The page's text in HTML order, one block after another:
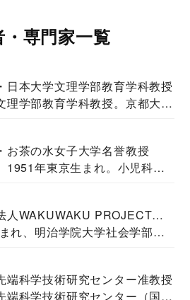
・専門家一覧
日本大学文理学部教育学科教授
理学部教育学科教授。京都大学
お茶の水女子大学名誉教授
1951年東京生まれ。小児科
人WAKUWAKU PROJECT
・言語聴覚士・社会福祉士
れ、明治学院大学社会学部福
端科学技術研究センター准教授
端科学技術研究センター（国際